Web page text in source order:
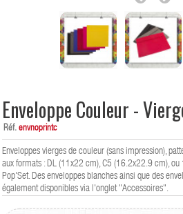
Enveloppe Couleur -
Réf. envnoprintc
Enveloppes vierges de couleur (sans impression),
aux formats : DL (11x22 cm), C5 (16.2x22.9 cm),
Pop'Set. Des enveloppes blanches ainsi que des
également disponibles via l'onglet "Accessoires".